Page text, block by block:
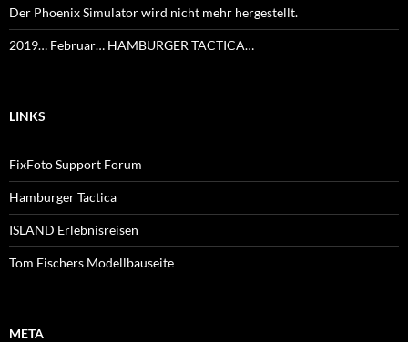
Der Phoenix Simulator wird nicht mehr hergestellt.
2019… Februar… HAMBURGER TACTICA…
LINKS
FixFoto Support Forum
Hamburger Tactica
ISLAND Erlebnisreisen
Tom Fischers Modellbauseite
META